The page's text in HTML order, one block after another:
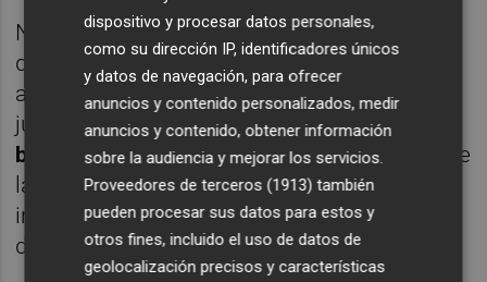
No entiendo ese afán de dejar de lado lo
deportivo y solo utilizarlo como arma
arrojadiza. Igual que tampoco entiendo el
justificar todo con lo deportivo.Hay que
buscar el equilibriode las cosas, el centro de
la crítica y el halago; pero hay algo
innegociable: Apoyar al Valencia CF y
disfrutar con los logros de nuestro equipo.
dispositivo y procesar datos personales,
como su dirección IP, identificadores únicos
y datos de navegación, para ofrecer
anuncios y contenido personalizados, medir
anuncios y contenido, obtener información
sobre la audiencia y mejorar los servicios.
Proveedores de terceros (1913) también
pueden procesar sus datos para estos y
otros fines, incluido el uso de datos de
geolocalización precisos y características